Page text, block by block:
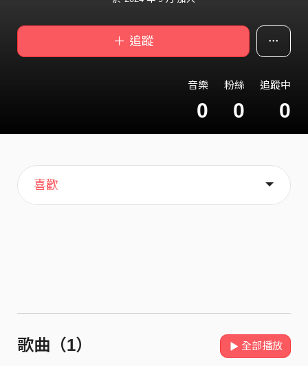
＋ 追蹤
音樂
0
粉絲
0
追蹤中
0
主頁
喜歡
關於
歌曲（1） 全部播放